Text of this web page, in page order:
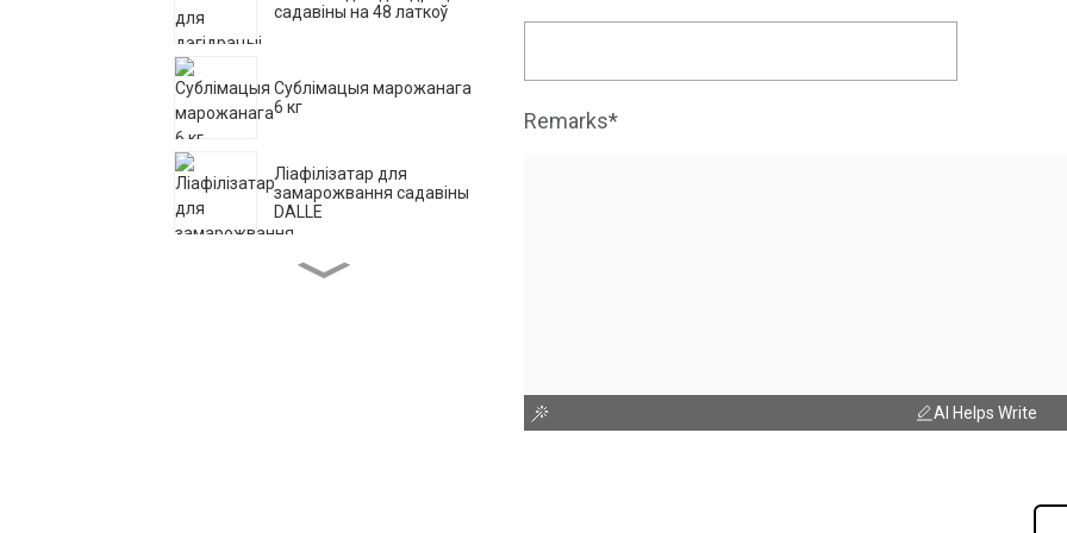
садавіны на 48 латкоў
Сублімацыя марожанага
6 кг
Ліафілізатар для
замарожвання садавіны
DALLE
Хатняя сублімацыйная
Remarks*
AI Helps Write